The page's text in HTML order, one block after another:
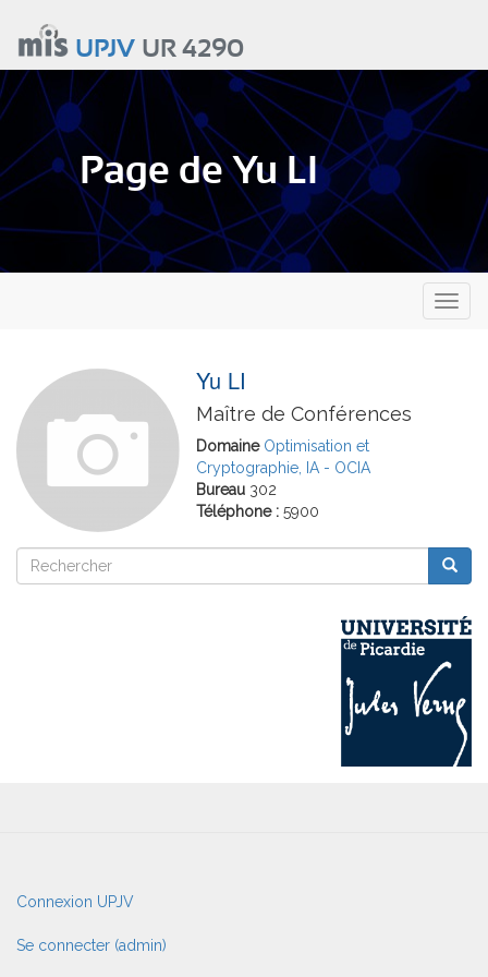
contenu
principal
UPJVUR 4290
Page de Yu LI
Yu LI
Maître de Conférences
Domaine Optimisation et
Cryptographie, IA - OCIA
Bureau 302
Téléphone : 5900
Rechercher
Rechercher
User
account
menu
Connexion UPJV
Se connecter (admin)